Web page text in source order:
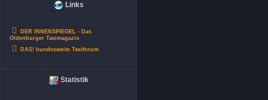
Links
DER INNENSPIEGEL - Das
Oldenburger Taximagazin
DAS! bundesweite Taxiforum
Statistik